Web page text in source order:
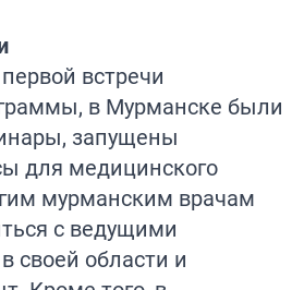
встречи
в Мурманске были
запущены
для медицинского
мурманским врачам
с ведущими
своей области и